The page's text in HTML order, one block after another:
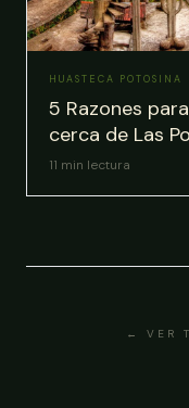
HUASTECA POTOSINA
5 Razones
cerca de Las
11 min lectura
← VER